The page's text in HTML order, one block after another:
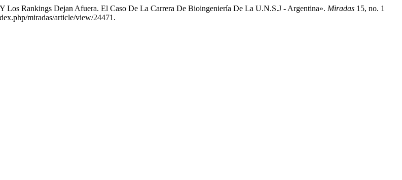
Los Rankings Dejan Afuera. El Caso De La Carrera De Bioingeniería De La U.N.S.J - Argentina». Miradas 15, no. 1
miradas/article/view/24471.